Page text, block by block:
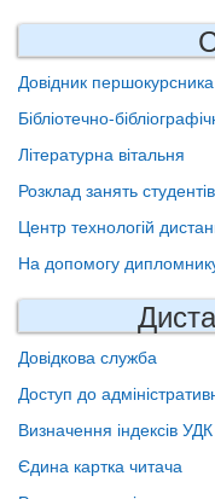
Довідник першокурсника
Бібліотечно-
Літературна вітальня
Розклад занять студентів
Центр технологій
На допомогу
Довідкова служба
Доступ до
Визначення індексів
Єдина картка читача